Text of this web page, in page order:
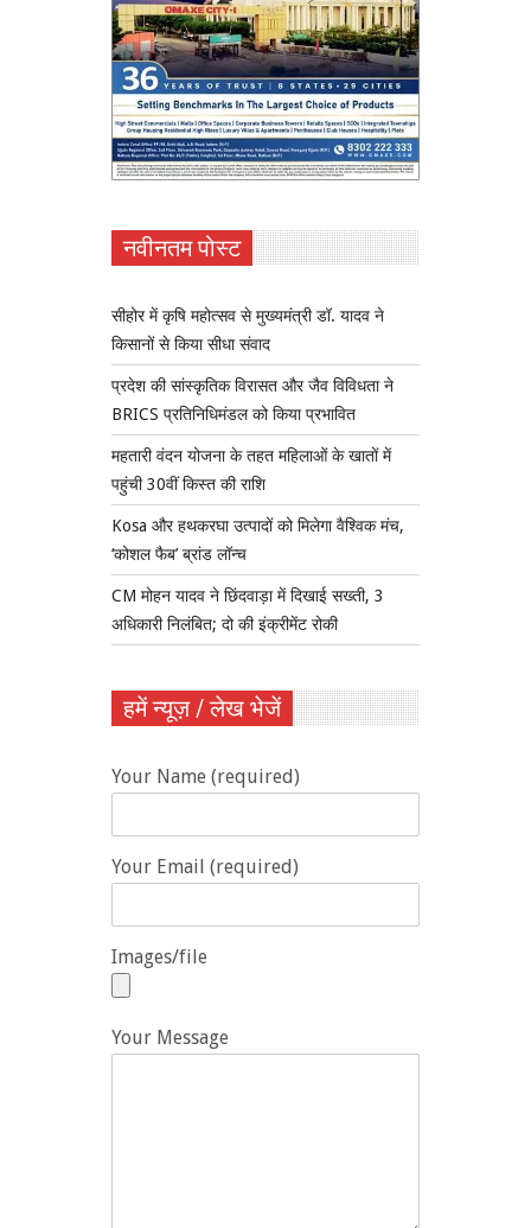
नवीनतम पोस्ट
सीहोर में कृषि महोत्सव से मुख्यमंत्री डॉ. यादव ने
किसानों से किया सीधा संवाद
प्रदेश की सांस्कृतिक विरासत और जैव विविधता ने
BRICS प्रतिनिधिमंडल को किया प्रभावित
महतारी वंदन योजना के तहत महिलाओं के खातों में
पहुंची 30वीं किस्त की राशि
Kosa और हथकरघा उत्पादों को मिलेगा वैश्विक मंच,
‘कोशल फैब’ ब्रांड लॉन्च
CM मोहन यादव ने छिंदवाड़ा में दिखाई सख्ती, 3
अधिकारी निलंबित; दो की इंक्रीमेंट रोकी
हमें न्यूज़ / लेख भेजें
Your Name (required)
Your Email (required)
Images/file
Your Message